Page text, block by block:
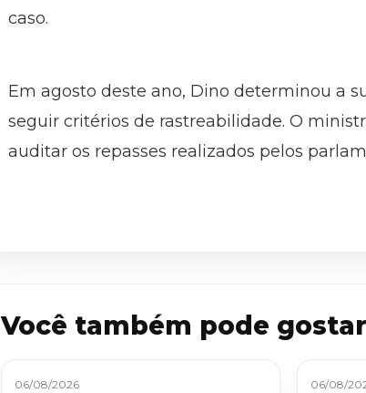
caso.
Em agosto deste ano, Dino determinou a
seguir critérios de rastreabilidade. O
auditar os repasses realizados pelos
Você também pode gostar
06/08/2026 06/08/